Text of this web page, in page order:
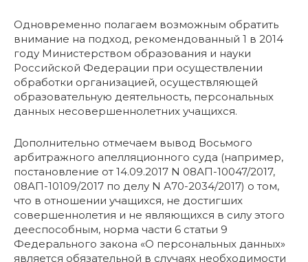
Одновременно полагаем возможным обратить
внимание на подход, рекомендованный 1 в 2014
году Министерством образования и науки
Российской Федерации при осуществлении
обработки организацией, осуществляющей
образовательную деятельность, персональных
данных несовершеннолетних учащихся.
Дополнительно отмечаем вывод Восьмого
арбитражного апелляционного суда (например,
постановление от 14.09.2017 N 08АП-10047/2017,
08АП-10109/2017 по делу N А70-2034/2017) о том,
что в отношении учащихся, не достигших
совершеннолетия и не являющихся в силу этого
дееспособным, норма части 6 статьи 9
Федерального закона «О персональных данных»
является обязательной в случаях необходимости